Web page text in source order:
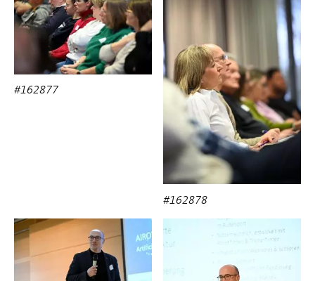
#162877
#162878